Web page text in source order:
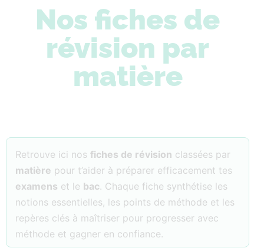
Nos fiches de
révision par
matière
Retrouve ici nos fiches de révision classées par
matière pour t’aider à préparer efficacement tes
examens et le bac. Chaque fiche synthétise les
notions essentielles, les points de méthode et les
repères clés à maîtriser pour progresser avec
méthode et gagner en confiance.